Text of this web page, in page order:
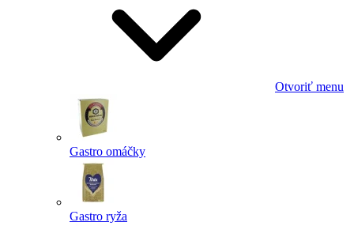
Otvoriť menu
Gastro omáčky
Gastro ryža